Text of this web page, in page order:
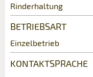
Nachricht
ANZEIGE
Schliessen
Strasse und Nr. *:
PLZ / Ort *:
Kontaktpersonen
Rinderhaltung
BETRIEBSART
Einzelbetrieb
KONTAKTSPRACHE